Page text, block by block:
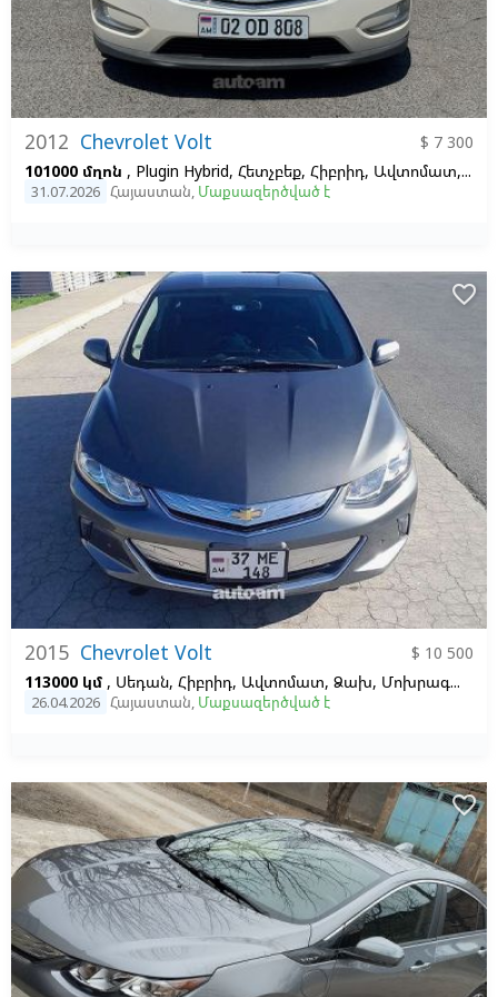
2012 Chevrolet Volt
$ 7 300
101000 մղոն , Plugin Hybrid, Հետչբեք, Հիբրիդ, Ավտոմատ, Ձախ,
31.07.2026 Հայաստան, Մաքսազերծված է
2015 Chevrolet Volt
$ 10 500
113000 կմ , Սեդան, Հիբրիդ, Ավտոմատ, Ձախ, Մոխրագույն,
26.04.2026 Հայաստան, Մաքսազերծված է
favorite_border
favorite_border